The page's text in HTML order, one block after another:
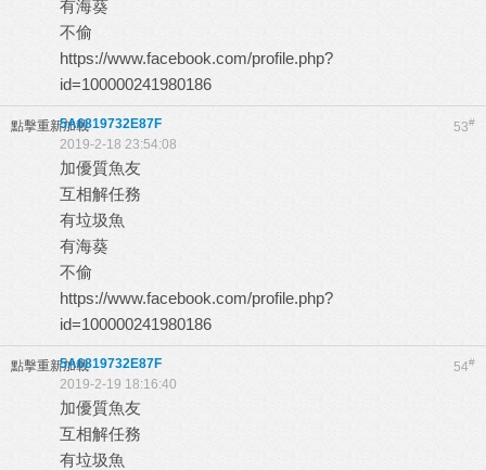
有海葵
不偷
https://www.facebook.com/profile.php?
id=100000241980186
點擊重新加載 53#
5A6819732E87F
2019-2-18 23:54:08
加優質魚友
互相解任務
有垃圾魚
有海葵
不偷
https://www.facebook.com/profile.php?
id=100000241980186
點擊重新加載 54#
5A6819732E87F
2019-2-19 18:16:40
加優質魚友
互相解任務
有垃圾魚